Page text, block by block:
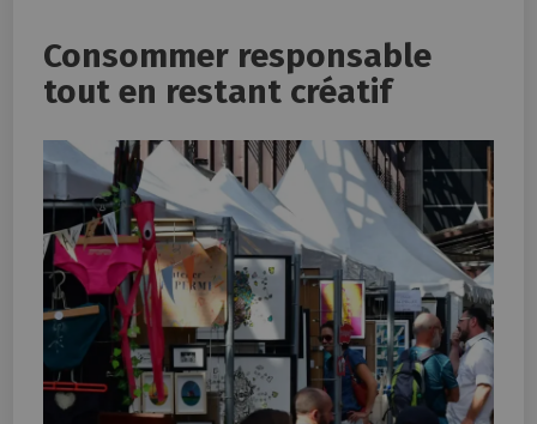
Consommer responsable
tout en restant créatif